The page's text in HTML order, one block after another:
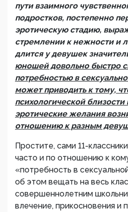
пути взаимного
подростков, постепенно
эротическую стадию,
стремлении к нежности и
длится у девушек
юношей довольно быстро
потребностью в
может приводить к тому,
психологической близости
эротические желания
отношению к разным
Простите, сами 11-
часто и по отношению к
«потребность в
об этом вещать на весь
совершеннолетним
влечение, прикосновения и